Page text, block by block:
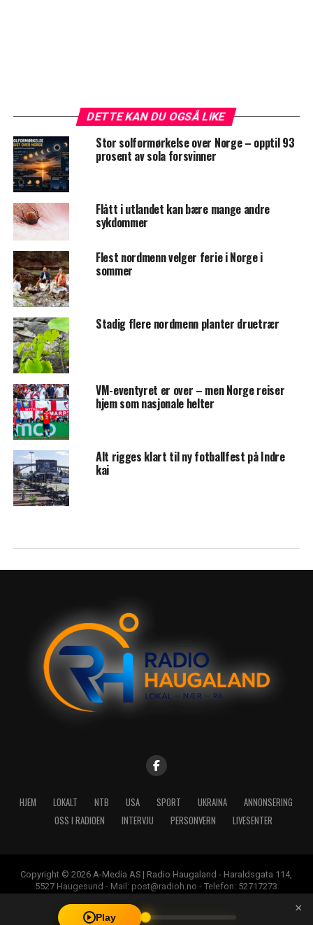
DETTE KAN DU OGSÅ LIKE
Stor solformørkelse over Norge – opptil 93
prosent av sola forsvinner
Flått i utlandet kan bære mange andre
sykdommer
Flest nordmenn velger ferie i Norge i
sommer
Stadig flere nordmenn planter druetrær
VM-eventyret er over – men Norge reiser
hjem som nasjonale helter
Alt rigges klart til ny fotballfest på Indre
kai
HJEM LOKALT NTB USA SPORT UKRAINA
ANNONSERING
OSS I RADIOEN
INTERVJU PERSONVERN LIVESENTER
Copyright © 2026 A-Media AS | Radio Haugaland - Haraldsgata 114,
5527 Haugesund - Mail: post@radioh.no - Telefon: 52717273
Play
×